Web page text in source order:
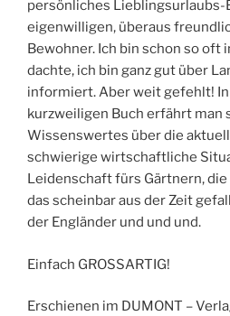
persönliches Lieblingsurlaubs-
eigenwilligen, überaus
Bewohner. Ich bin schon so oft
dachte, ich bin ganz gut über
informiert. Aber weit gefehlt!
kurzweiligen Buch erfährt man
Wissenswertes über die
schwierige wirtschaftliche
Leidenschaft fürs Gärtnern,
das scheinbar aus der Zeit
der Engländer und und und.
Einfach GROSSARTIG!
Erschienen im DUMONT –